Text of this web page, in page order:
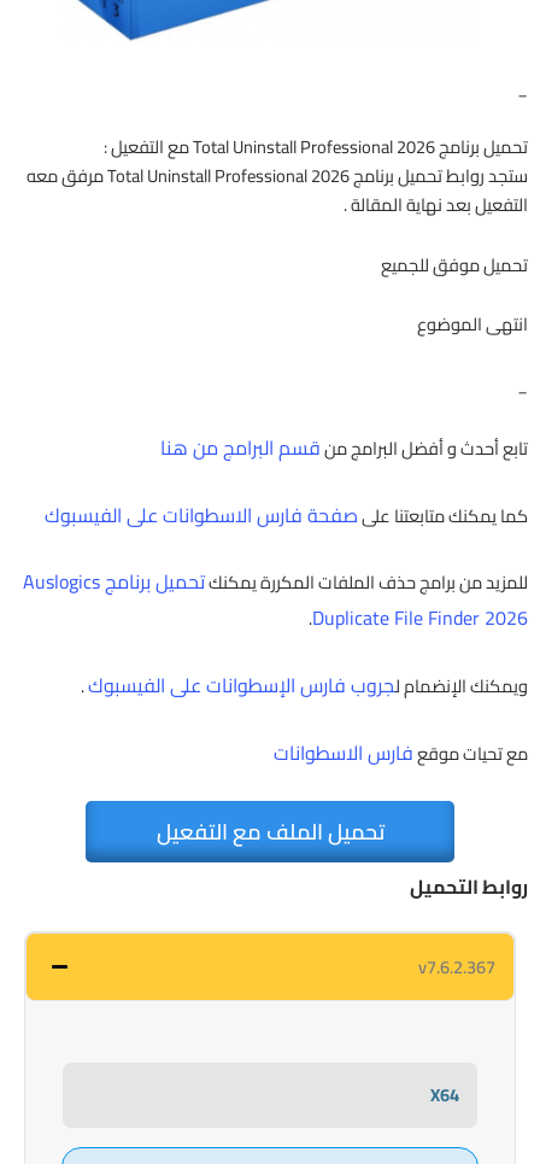
_
تحميل برنامج Total Uninstall Professional 2026 مع التفعيل :
ستجد روابط تحميل برنامج Total Uninstall Professional 2026 مرفق معه
التفعيل بعد نهاية المقالة .
تحميل موفق للجميع
انتهى الموضوع
_
تابع أحدث و أفضل البرامج منقسم البرامج من هنا
كما يمكنك متابعتنا علىصفحة فارس الاسطوانات على الفيسبوك
للمزيد من برامج حذف الملفات المكررة يمكنك
تحميل برنامج Auslogics
Duplicate File Finder 2026
.
ويمكنك الإنضمام لجروب فارس الإسطوانات على الفيسبوك.
مع تحيات موقعفارس الاسطوانات
تحميل الملف مع التفعيل
روابط التحميل
v7.6.2.367
X64